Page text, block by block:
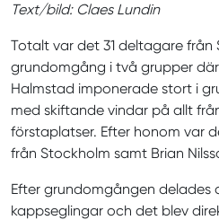
Text/bild: Claes Lundin
Totalt var det 31 deltagare
grundomgång i två grupper
Halmstad imponerade stort i
med skiftande vindar på allt
förstaplatser. Efter honom var
från Stockholm samt Brian
Efter grundomgången delades
kappseglingar och det blev